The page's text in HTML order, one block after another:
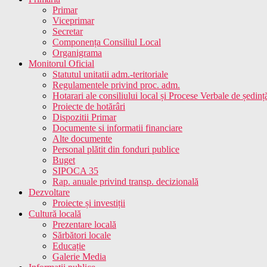
Primar
Viceprimar
Secretar
Componența Consiliul Local
Organigrama
Monitorul Oficial
Statutul unitatii adm.-teritoriale
Regulamentele privind proc. adm.
Hotarari ale consiliului local și Procese Verbale de
Proiecte de hotărâri
Dispozitii Primar
Documente si informatii financiare
Alte documente
Personal plătit din fonduri publice
Buget
SIPOCA 35
Rap. anuale privind transp. decizională
Dezvoltare
Proiecte și investiții
Cultură locală
Prezentare locală
Sărbători locale
Educație
Galerie Media